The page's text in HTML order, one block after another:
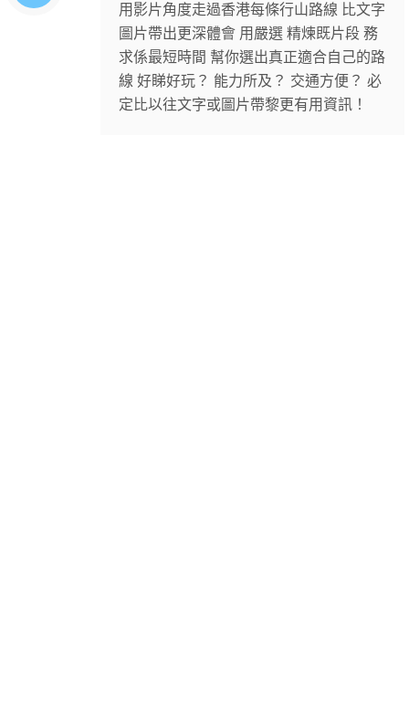
用影片角度走過香港每條行山路線 比文字
圖片帶出更深體會 用嚴選 精煉既片段 務
求係最短時間 幫你選出真正適合自己的路
線 好睇好玩？ 能力所及？ 交通方便？ 必
定比以往文字或圖片帶黎更有用資訊！